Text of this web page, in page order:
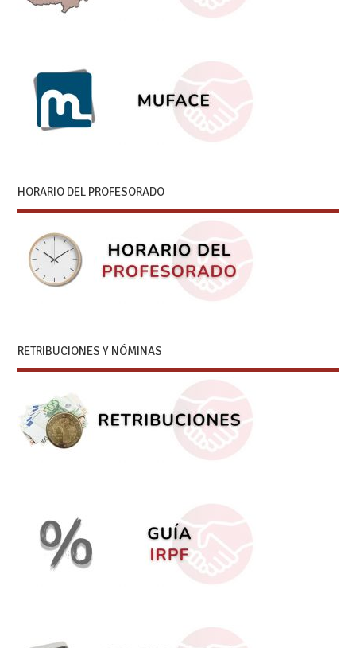
HORARIO DEL PROFESORADO
RETRIBUCIONES Y NÓMINAS